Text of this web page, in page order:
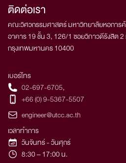
ติดต่อเรา
คณะวิศวกรรมศาสตร์ มหาวิทยาลัยหอการ
อาคาร 19 ชั้น 3, 126/1 ซอยวิภาวดีรังสิต 2
กรุงเทพมหานคร 10400
เบอร์โทร
02-697-6705,
+66 (0) 9-5367-5507
engineer@utcc.ac.th
เวลาทำการ
วันจันทร์ - วันศุกร์
8:30 – 17:00 น.